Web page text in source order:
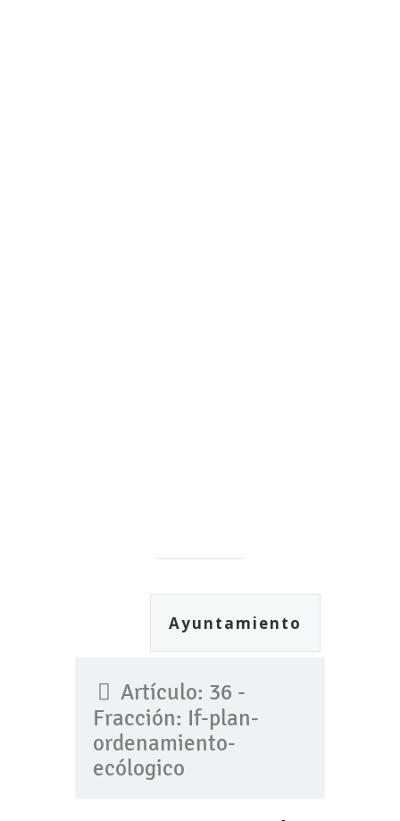
Ayuntamiento
Artículo: 36 -
Fracción: If-plan-
ordenamiento-
ecólogico